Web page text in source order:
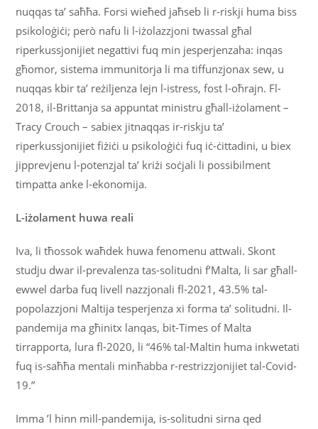
nuqqas ta’ saħħa. Forsi wieħed jaħseb li r-riskji huma biss
psikoloġiċi; però nafu li l-iżolazzjoni twassal għal
riperkussjonijiet negattivi fuq min jesperjenzaha: inqas
għomor, sistema immunitorja li ma tiffunzjonax sew, u
nuqqas kbir ta’ reżiljenza lejn l-istress, fost l-oħrajn. Fl-
2018, il-Brittanja sa appuntat ministru għall-iżolament –
Tracy Crouch – sabiex jitnaqqas ir-riskju ta’
riperkussjonijiet fiżiċi u psikoloġiċi fuq iċ-ċittadini, u biex
jipprevjenu l-potenzjal ta’ kriżi soċjali li possibilment
timpatta anke l-ekonomija.
L-iżolament huwa reali
Iva, li tħossok waħdek huwa fenomenu attwali. Skont
studju dwar il-prevalenza tas-solitudni f’Malta, li sar għall-
ewwel darba fuq livell nazzjonali fl-2021, 43.5% tal-
popolazzjoni Maltija tesperjenza xi forma ta’ solitudni. Il-
pandemija ma għinitx lanqas, bit-Times of Malta
tirrapporta, lura fl-2020, li “46% tal-Maltin huma inkwetati
fuq is-saħħa mentali minħabba r-restrizzjonijiet tal-Covid-
19.”
Imma ’l hinn mill-pandemija, is-solitudni sirna qed